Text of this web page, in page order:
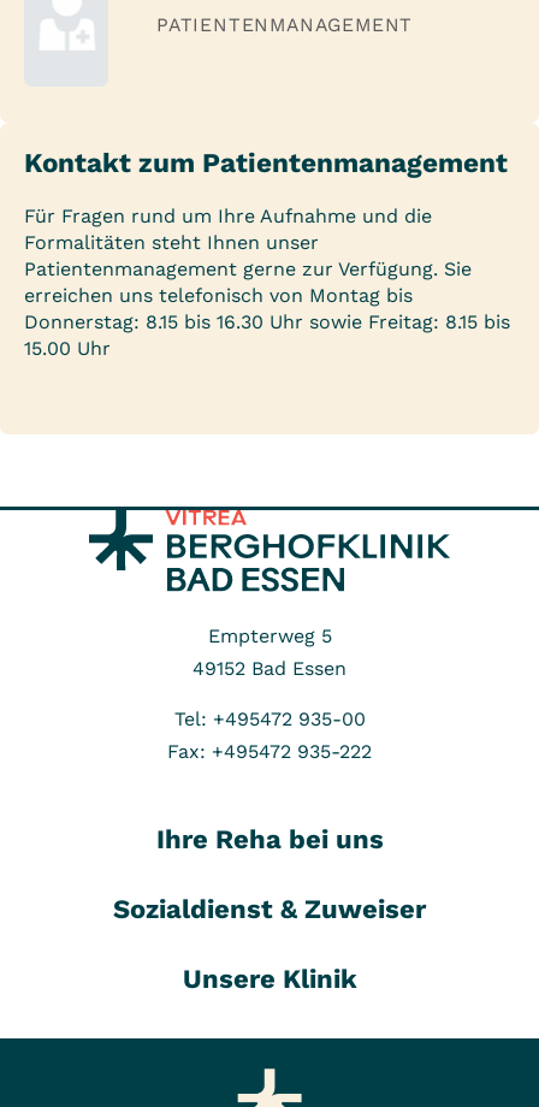
PATIENTENMANAGEMENT
Kontakt zum Patientenmanagement
Für Fragen rund um Ihre Aufnahme und die
Formalitäten steht Ihnen unser
Patientenmanagement gerne zur Verfügung. Sie
erreichen uns telefonisch von Montag bis
Donnerstag: 8.15 bis 16.30 Uhr sowie Freitag: 8.15 bis
15.00 Uhr
Empterweg 5
49152 Bad Essen
Tel: +495472 935-00
Fax: +495472 935-222
Ihre Reha bei uns
Sozialdienst & Zuweiser
Unsere Klinik